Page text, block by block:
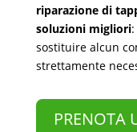
riparazione di
soluzioni migliori:
sostituire alcun
strettamente
PRENOTA